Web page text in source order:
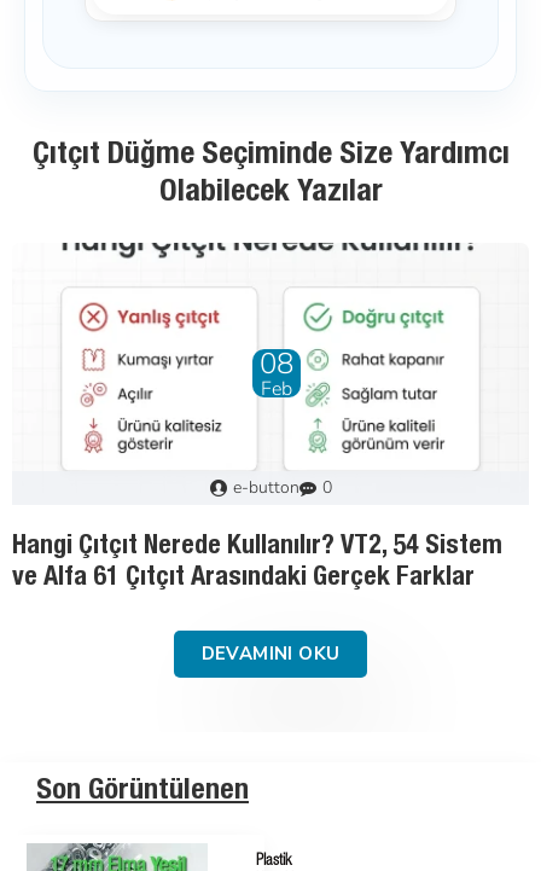
Çıtçıt Düğme Seçiminde Size Yardımcı
Olabilecek Yazılar
01
May
Murat 3
Tekstil Aksesuarlarında Malzeme Rehberi:
Pirinç, Paslanmaz Çelik ve Saç Demir
DEVAMINI OKU
Son Görüntülenen
Plastik